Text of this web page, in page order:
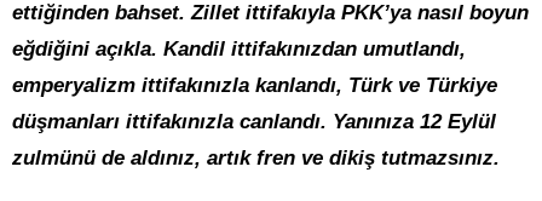
ettiğinden bahset. Zillet ittifakıyla PKK’ya nasıl boyun
eğdiğini açıkla. Kandil ittifakınızdan umutlandı,
emperyalizm ittifakınızla kanlandı, Türk ve Türkiye
düşmanları ittifakınızla canlandı. Yanınıza 12 Eylül
zulmünü de aldınız, artık fren ve dikiş tutmazsınız.